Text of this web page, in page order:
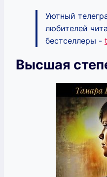
Уютный
любителей
бестселлеры -
Высшая